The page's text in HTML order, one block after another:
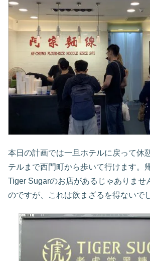
本日の計画では一旦ホテルに戻って休
テルまで西門町から歩いて行けます。
Tiger Sugarのお店があるじゃありませ
のですが、これは飲まざるを得ないで